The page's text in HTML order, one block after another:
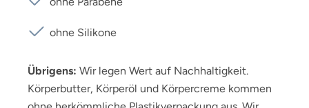
ohne Silikone
Übrigens: Wir legen Wert auf Nachhaltigkeit.
Körperbutter, Körperöl und Körpercreme kommen